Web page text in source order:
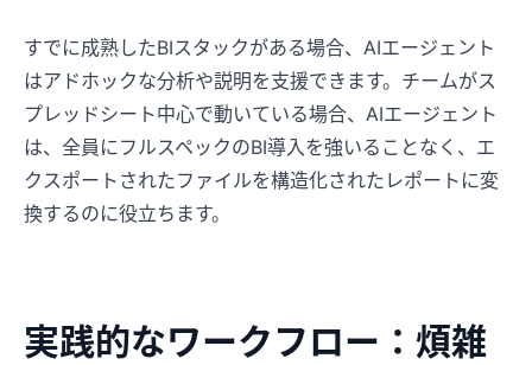
すでに成熟したBIスタックがある場合、AIエージェント
はアドホックな分析や説明を支援できます。チームがス
プレッドシート中心で動いている場合、AIエージェント
は、全員にフルスペックのBI導入を強いることなく、エ
クスポートされたファイルを構造化されたレポートに変
換するのに役立ちます。
実践的なワークフロー：煩雑